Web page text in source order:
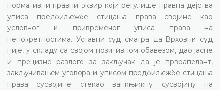
нормативни правни оквир који регулише правна дејства
уписа предбиљежбе стицања права својине као
условног и привременог уписа права на
непокретностима. Уставни суд сматра да Врховни суд
није, у складу са својом позитивном обавезом, дао јасне
и прецизне разлоге за закључак да је првоапелант,
закључивањем уговора и уписом предбиљежбе стицања
права сусвојине стекао ванкњижну сусвојину на